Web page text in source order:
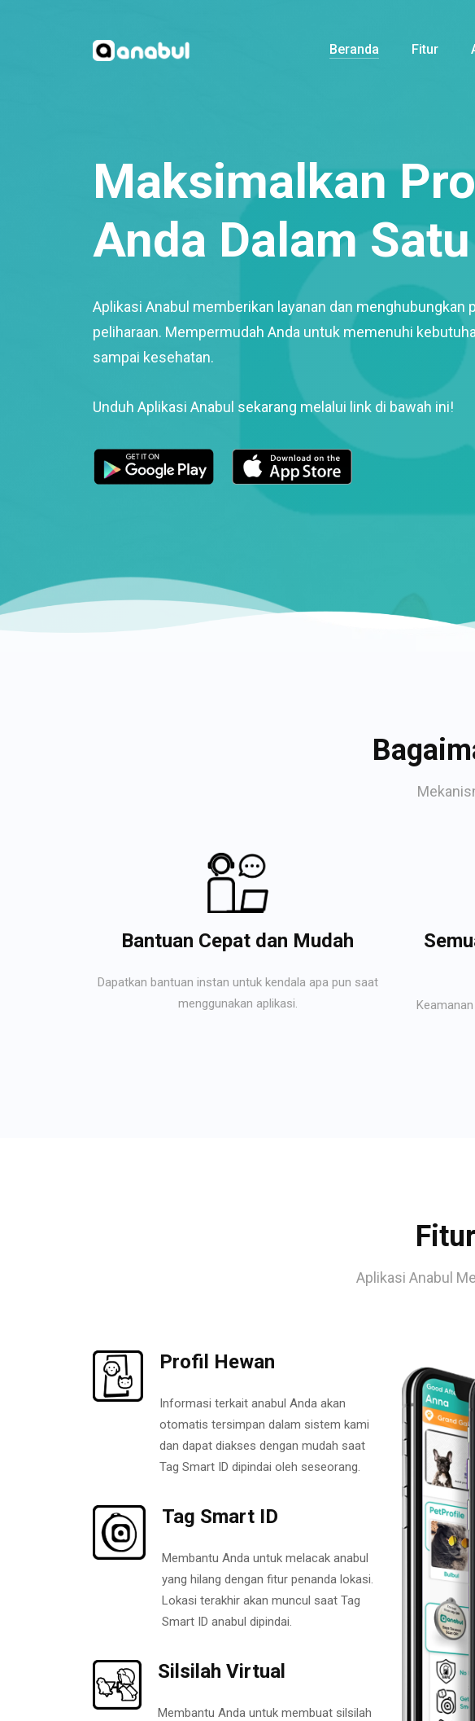
Beranda Fitur
Maksimalkan
Anda Dalam
Aplikasi Anabul memberikan layanan dan
peliharaan. Mempermudah Anda untuk memenuhi
sampai kesehatan.
Unduh Aplikasi Anabul sekarang melalui link di bawah ini!
Bantuan Cepat dan Mudah
Dapatkan bantuan instan untuk kendala apa pun saat
menggunakan aplikasi.
Aplikasi Anabul
Profil Hewan
Informasi terkait anabul Anda akan
otomatis tersimpan dalam sistem kami
dan dapat diakses dengan mudah saat
Tag Smart ID dipindai oleh seseorang.
Tag Smart ID
Membantu Anda untuk melacak anabul
yang hilang dengan fitur penanda lokasi.
Lokasi terakhir akan muncul saat Tag
Smart ID anabul dipindai.
Silsilah Virtual
Membantu Anda untuk membuat silsilah